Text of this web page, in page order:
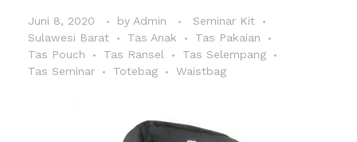
Juni 8, 2020 by Admin
Seminar Kit
Sulawesi Barat
Tas Anak
Tas Pakaian
Tas Pouch
Tas Ransel
Tas Selempang
Tas Seminar
Totebag Waistbag